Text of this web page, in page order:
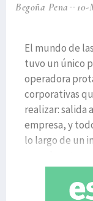
Begoña Pena 10-
El mundo de
tuvo un único
operadora
corporativas
realizar: salida
empresa, y
lo largo de un